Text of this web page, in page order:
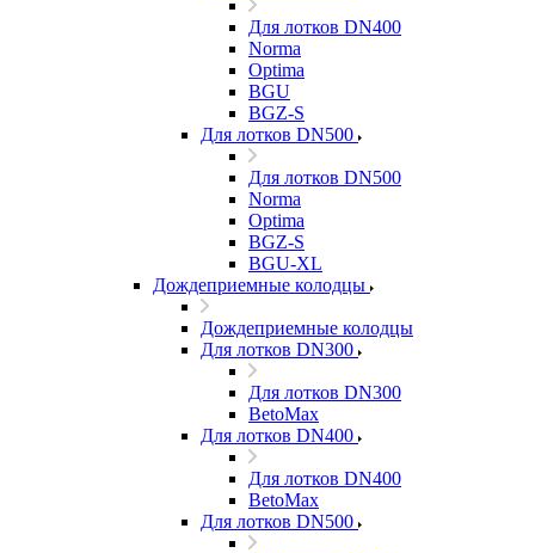
Для лотков DN400
Norma
Optima
BGU
BGZ-S
Для лотков DN500
Для лотков DN500
Norma
Optima
BGZ-S
BGU-XL
Дождеприемные колодцы
Дождеприемные колодцы
Для лотков DN300
Для лотков DN300
BetoMax
Для лотков DN400
Для лотков DN400
BetoMax
Для лотков DN500